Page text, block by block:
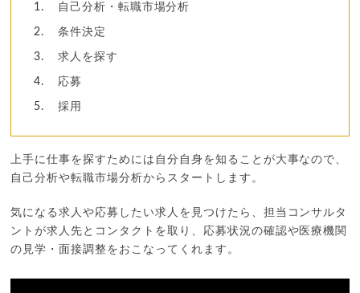
自己分析・転職市場分析
条件決定
求人を探す
応募
採用
上手に仕事を探すためには自分自身を知ることが大事なので、
自己分析や転職市場分析からスタートします。
気になる求人や応募したい求人を見つけたら、担当コンサルタ
ントが求人先とコンタクトを取り、応募状況の確認や医療機関
の見学・面接調整をおこなってくれます。